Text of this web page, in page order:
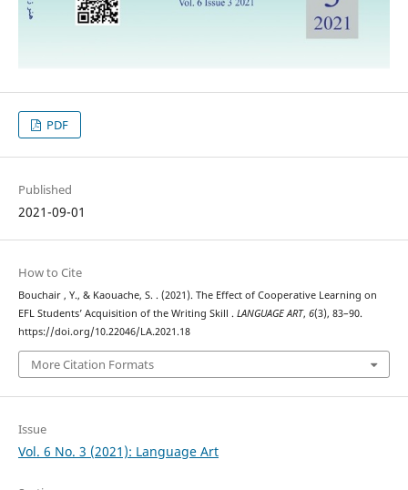
PDF
Published
2021-09-01
How to Cite
Bouchair , Y., & Kaouache, S. . (2021). The Effect of Cooperative Learning on
EFL Students’ Acquisition of the Writing Skill . LANGUAGE ART, 6(3), 83–90.
https://doi.org/10.22046/LA.2021.18
More Citation Formats
Issue
Vol. 6 No. 3 (2021): Language Art